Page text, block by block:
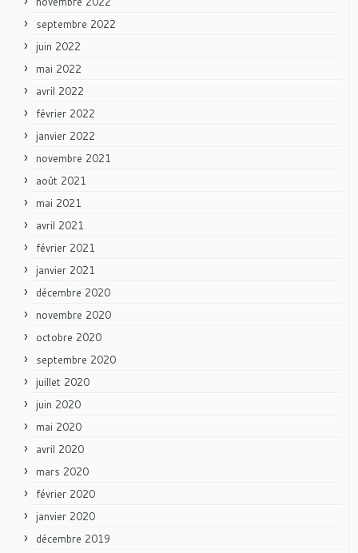
septembre 2022
juin 2022
mai 2022
avril 2022
février 2022
janvier 2022
novembre 2021
août 2021
mai 2021
avril 2021
février 2021
janvier 2021
décembre 2020
novembre 2020
octobre 2020
septembre 2020
juillet 2020
juin 2020
mai 2020
avril 2020
mars 2020
février 2020
janvier 2020
décembre 2019